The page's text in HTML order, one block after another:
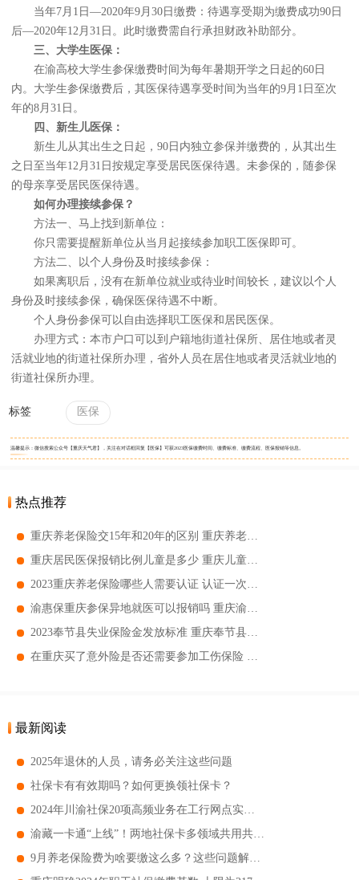
当年7月1日—2020年9月30日缴费：待遇享受期为缴费成功90日
后—2020年12月31日。此时缴费需自行承担财政补助部分。
三、大学生医保：
在渝高校大学生参保缴费时间为每年暑期开学之日起的60日
内。大学生参保缴费后，其医保待遇享受时间为当年的9月1日至次
年的8月31日。
四、新生儿医保：
新生儿从其出生之日起，90日内独立参保并缴费的，从其出生
之日至当年12月31日按规定享受居民医保待遇。未参保的，随参保
的母亲享受居民医保待遇。
如何办理接续参保？
方法一、马上找到新单位：
你只需要提醒新单位从当月起接续参加职工医保即可。
方法二、以个人身份及时接续参保：
如果离职后，没有在新单位就业或待业时间较长，建议以个人
身份及时接续参保，确保医保待遇不中断。
个人身份参保可以自由选择职工医保和居民医保。
办理方式：本市户口可以到户籍地街道社保所、居住地或者灵
活就业地的街道社保所办理，省外人员在居住地或者灵活就业地的
街道社保所办理。
标签 医保
温馨提示：微信搜索公众号【重庆天气君】，关注在对话框回复【医保】可获2023医保缴费时间、缴费标准、缴费流程、医保报销等信息。
热点推荐
重庆养老保险交15年和20年的区别 重庆养老保险交15年和20年有哪些区别
重庆居民医保报销比例儿童是多少 重庆儿童医保报销比例
2023重庆养老保险哪些人需要认证 认证一次的服务期是多久
渝惠保重庆参保异地就医可以报销吗 重庆渝惠保报账有门坎吗
2023奉节县失业保险金发放标准 重庆奉节县失业保险金可以领多长时间
在重庆买了意外险是否还需要参加工伤保险 工伤买了意外险还有其它赔偿吗
最新阅读
2025年退休的人员，请务必关注这些问题
社保卡有有效期吗？如何更换领社保卡？
2024年川渝社保20项高频业务在工行网点实现跨省通办
渝藏一卡通“上线”！两地社保卡多领域共用共享 部分景区还享5折优惠
9月养老保险费为啥要缴这么多？这些问题解答来了